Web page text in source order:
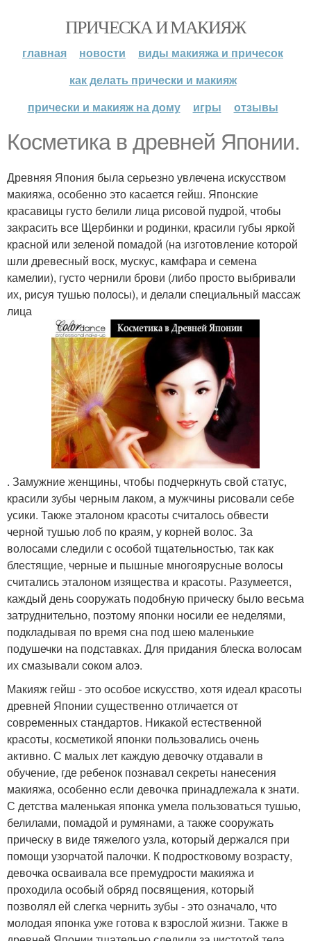
ПРИЧЕСКА И МАКИЯЖ
главная новости
виды макияжа и причесок
как делать прически и макияж
прически и макияж на дому
игры отзывы
Косметика в древней Японии.
Древняя Япония была серьезно увлечена искусством
макияжа, особенно это касается гейш. Японские
красавицы густо белили лица рисовой пудрой, чтобы
закрасить все Щербинки и родинки, красили губы яркой
красной или зеленой помадой (на изготовление которой
шли древесный воск, мускус, камфара и семена
камелии), густо чернили брови (либо просто выбривали
их, рисуя тушью полосы), и делали специальный массаж
лица
. Замужние женщины, чтобы подчеркнуть свой статус,
красили зубы черным лаком, а мужчины рисовали себе
усики. Также эталоном красоты считалось обвести
черной тушью лоб по краям, у корней волос. За
волосами следили с особой тщательностью, так как
блестящие, черные и пышные многоярусные волосы
считались эталоном изящества и красоты. Разумеется,
каждый день сооружать подобную прическу было весьма
затруднительно, поэтому японки носили ее неделями,
подкладывая по время сна под шею маленькие
подушечки на подставках. Для придания блеска волосам
их смазывали соком алоэ.
Макияж гейш - это особое искусство, хотя идеал красоты
древней Японии существенно отличается от
современных стандартов. Никакой естественной
красоты, косметикой японки пользовались очень
активно. С малых лет каждую девочку отдавали в
обучение, где ребенок познавал секреты нанесения
макияжа, особенно если девочка принадлежала к знати.
С детства маленькая японка умела пользоваться тушью,
белилами, помадой и румянами, а также сооружать
прическу в виде тяжелого узла, который держался при
помощи узорчатой палочки. К подростковому возрасту,
девочка осваивала все премудрости макияжа и
проходила особый обряд посвящения, который
позволял ей слегка чернить зубы - это означало, что
молодая японка уже готова к взрослой жизни. Также в